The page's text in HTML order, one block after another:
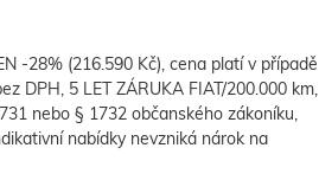
-28% (216.590 Kč), cena platí v případě
DPH, 5 LET ZÁRUKA FIAT/200.000 km,
nebo § 1732 občanského zákoníku,
nabídky nevzniká nárok na